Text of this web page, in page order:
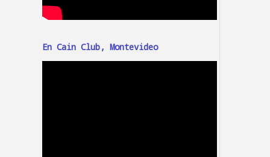
En Cain Club, Montevideo